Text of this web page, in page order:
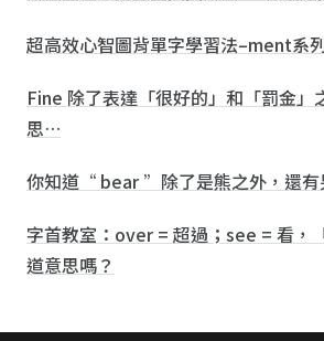
超高效心智圖背單字學習法–ment系
Fine 除了表達「很好的」和「罰金」
思…
你知道“ bear ”除了是熊之外，還有
字首教室：over = 超過；see = 看，
道意思嗎？